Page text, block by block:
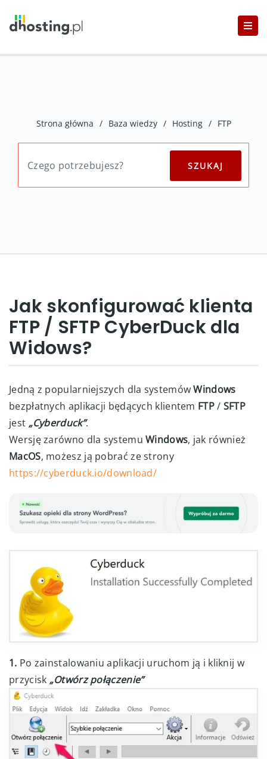
Strona główna / Baza wiedzy / Hosting / FTP
Jak skonfigurować klienta
FTP / SFTP CyberDuck dla
Widows?
Jedną z popularniejszych dla systemówWindows
bezpłatnych aplikacji będących klientem FTP/ SFTP
jest „Cyberduck”.
Wersję zarówno dla systemuWindows, jak również
MacOS, możesz ją pobrać ze strony
https://cyberduck.io/download/
1. Po zainstalowaniu aplikacji uruchom ją i kliknij w
przycisk „Otwórz połączenie”